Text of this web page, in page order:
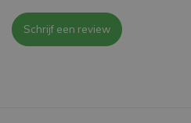
Schrijf een review